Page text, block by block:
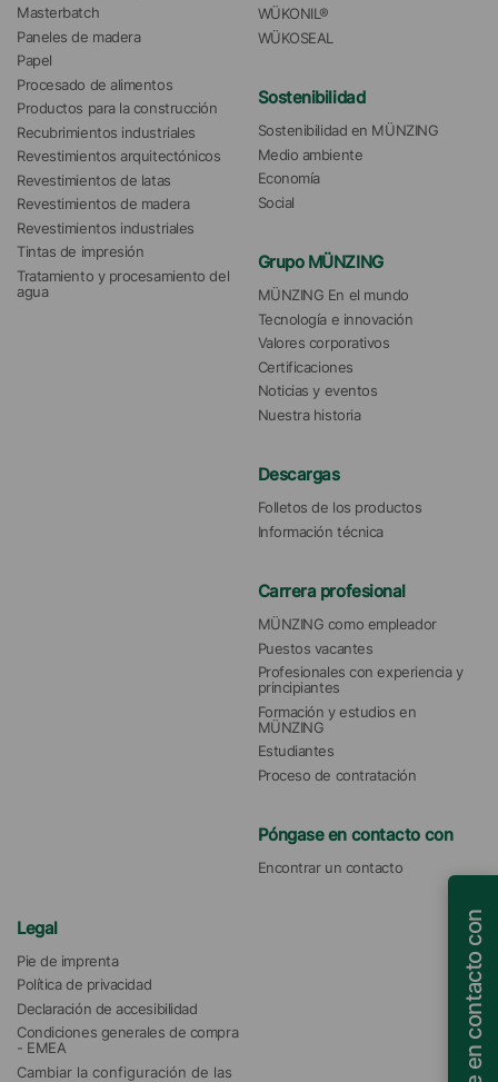
Masterbatch
Paneles de madera
Papel
Procesado de alimentos
Productos para la construcción
Recubrimientos industriales
Revestimientos arquitectónicos
Revestimientos de latas
Revestimientos de madera
Revestimientos industriales
Tintas de impresión
Tratamiento y procesamiento del
agua
WÜKONIL®
WÜKOSEAL
Sostenibilidad
Sostenibilidad en MÜNZING
Medio ambiente
Economía
Social
Grupo MÜNZING
MÜNZING En el mundo
Tecnología e innovación
Valores corporativos
Certificaciones
Noticias y eventos
Nuestra historia
Descargas
Folletos de los productos
Información técnica
Carrera profesional
MÜNZING como empleador
Puestos vacantes
Profesionales con experiencia y
principiantes
Formación y estudios en
MÜNZING
Estudiantes
Proceso de contratación
Póngase en contacto con
Encontrar un contacto
Legal
Pie de imprenta
Política de privacidad
Declaración de accesibilidad
Condiciones generales de compra
- EMEA
Cambiar la configuración de las